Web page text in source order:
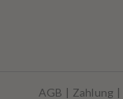
AGB | Zahlung |